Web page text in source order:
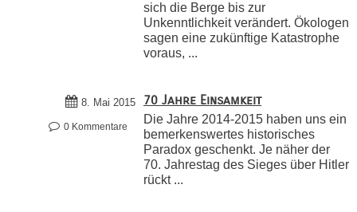
sich die Berge bis zur
Unkenntlichkeit verändert. Ökologen
sagen eine zukünftige Katastrophe
voraus, ...
8. Mai 2015
0 Kommentare
70 Jahre Einsamkeit
Die Jahre 2014-2015 haben uns ein
bemerkenswertes historisches
Paradox geschenkt. Je näher der
70. Jahrestag des Sieges über Hitler
rückt ...